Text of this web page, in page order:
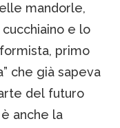
mandorle,
e lo
primo
che già sapeva
del futuro
anche la